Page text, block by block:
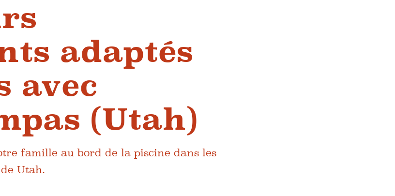
adaptés
avec
(Utah)
famille au bord de la piscine dans les
Utah.